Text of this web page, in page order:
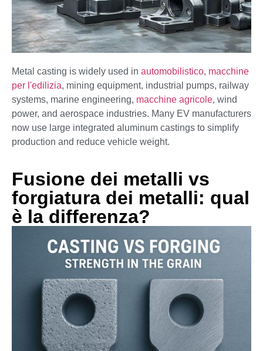
Metal casting is widely used in automobilistico, macchine
per l'edilizia, mining equipment, industrial pumps, railway
systems, marine engineering, macchine agricole, wind
power, and aerospace industries. Many EV manufacturers
now use large integrated aluminum castings to simplify
production and reduce vehicle weight.
Fusione dei metalli vs
forgiatura dei metalli: qual
è la differenza?